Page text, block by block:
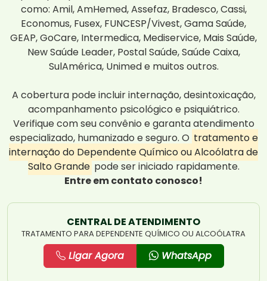
como: Amil, AmHemed, Assefaz, Bradesco, Cassi,
Economus, Fusex, FUNCESP/Vivest, Gama Saúde,
GEAP, GoCare, Intermedica, Mediservice, Mais Saúde,
New Saúde Leader, Postal Saúde, Saúde Caixa,
SulAmérica, Unimed e muitos outros.
A cobertura pode incluir internação, desintoxicação,
acompanhamento psicológico e psiquiátrico.
Verifique com seu convênio e garanta atendimento
especializado, humanizado e seguro. O tratamento e
internação do Dependente Químico ou Alcoólatra de
Salto Grande pode ser iniciado rapidamente.
Entre em contato conosco!
CENTRAL DE ATENDIMENTO
TRATAMENTO PARA DEPENDENTE QUÍMICO OU ALCOÓLATRA
Ligar Agora WhatsApp